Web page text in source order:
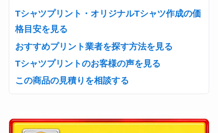
Tシャツプリント・オリジナルTシャツ作成の価
格目安を見る
おすすめプリント業者を探す方法を見る
Tシャツプリントのお客様の声を見る
この商品の見積りを相談する